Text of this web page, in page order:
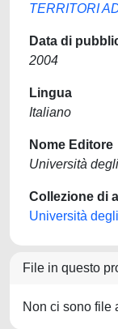
TERRITORI
Data di
2004
Lingua
Italiano
Nome Editore
Università
Collezione di
Università
File in questo
Non ci sono file